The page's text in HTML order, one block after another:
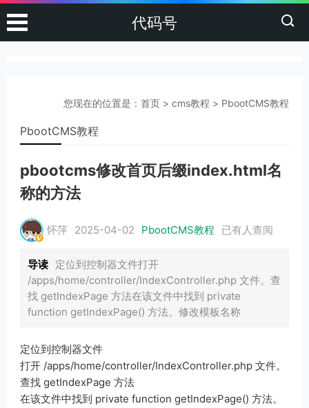
代码号
您现在的位置是：首页 >cms教程 > PbootCMS教程
PbootCMS教程
pbootcms修改首页后缀index.html名
称的方法
怀萍 2025-04-02 PbootCMS教程 已有人查阅
导读 定位到控制器文件打开
/apps/home/controller/IndexController.php 文件。查
找 getIndexPage 方法在该文件中找到 private
function getIndexPage() 方法。修改模板名称
定位到控制器文件
打开 /apps/home/controller/IndexController.php 文件。
查找 getIndexPage 方法
在该文件中找到 private function getIndexPage() 方法。